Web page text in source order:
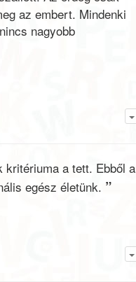
az embert. Mindenki
nagyobb
kritériuma a tett. Ebből a
egész életünk. ”